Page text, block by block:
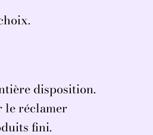
disposition.
le réclamer
fini.